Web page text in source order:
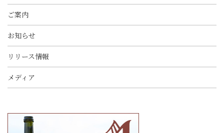
ご案内
お知らせ
リリース情報
メディア